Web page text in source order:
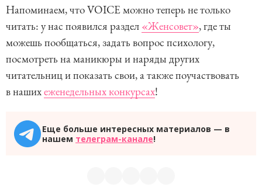
Напоминаем, что VOICE можно теперь не только
читать: у нас появился раздел «Женсовет», где ты
можешь пообщаться, задать вопрос психологу,
посмотреть на маникюры и наряды других
читательниц и показать свои, а также поучаствовать
в нашихеженедельных конкурсах!
Еще больше интересных материалов — в
нашем телеграм-канале!